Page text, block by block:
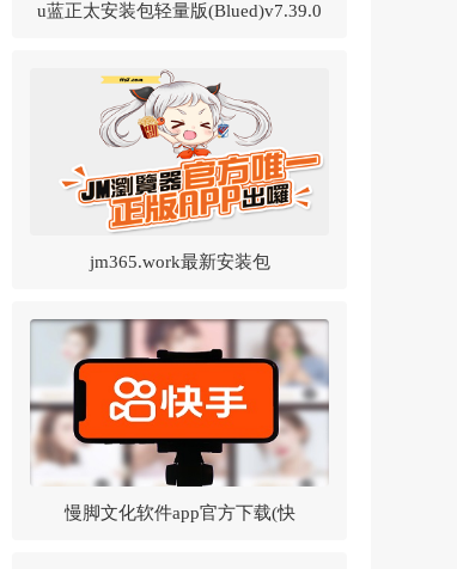
u蓝正太安装包轻量版(Blued)v7.39.0
jm365.work最新安装包
v1.8.2(JMComic2)v1.8.2 官方正版
慢脚文化软件app官方下载(快